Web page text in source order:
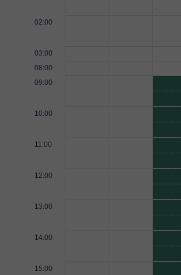
02:00
03:00
08:00
09:00
10:00
11:00
12:00
13:00
14:00
15:00